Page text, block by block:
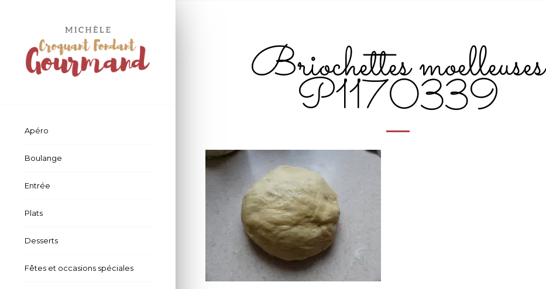
Apéro
Boulange
Entrée
Plats
Desserts
Fêtes et occasions spéciales
Briochettes moelleuses
P1170339